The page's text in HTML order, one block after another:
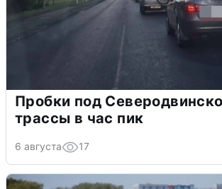
Пробки под
трассы в час пик
6 августа 17